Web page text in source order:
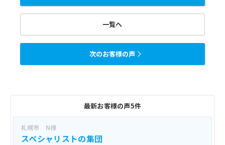
一覧へ
次のお客様の声
最新お客様の声5件
札幌市 N様
スペシャリストの集団